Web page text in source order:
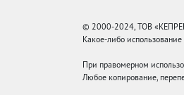
© 2000-2024, ТОВ
Какое-либо
При правомерном
Любое копирование,